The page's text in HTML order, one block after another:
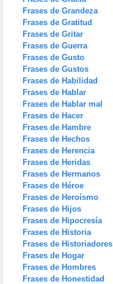
Frases de Grandeza
Frases de Gratitud
Frases de Gritar
Frases de Guerra
Frases de Gusto
Frases de Gustos
Frases de Habilidad
Frases de Hablar
Frases de Hablar mal
Frases de Hacer
Frases de Hambre
Frases de Hechos
Frases de Herencia
Frases de Heridas
Frases de Hermanos
Frases de Héroe
Frases de Heroísmo
Frases de Hijos
Frases de Hipocresía
Frases de Historia
Frases de Historiadores
Frases de Hogar
Frases de Hombres
Frases de Honestidad